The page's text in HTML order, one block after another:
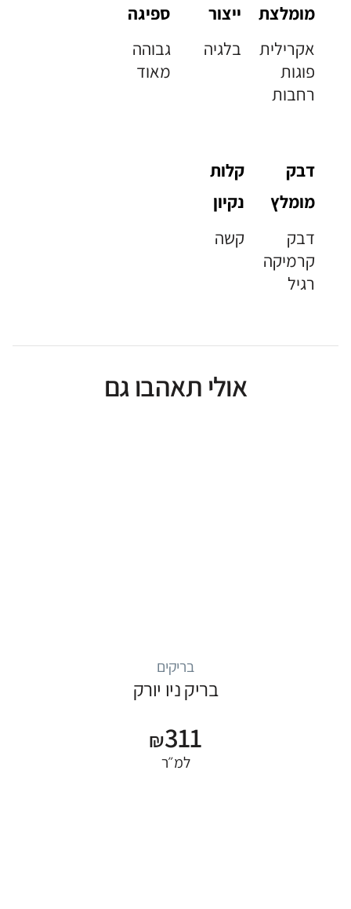
מומלצת
אקרילית
פוגות
רחבות
ייצור
בלגיה
ספיגה
גבוהה
מאוד
דבק
מומלץ
דבק
קרמיקה
רגיל
קלות
נקיון
קשה
אולי תאהבו גם
בריקים
בריק ניו יורק
₪311
למ״ר